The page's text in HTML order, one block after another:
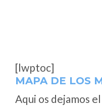
[lwptoc]
MAPA DE LOS
Aqui os dejamos